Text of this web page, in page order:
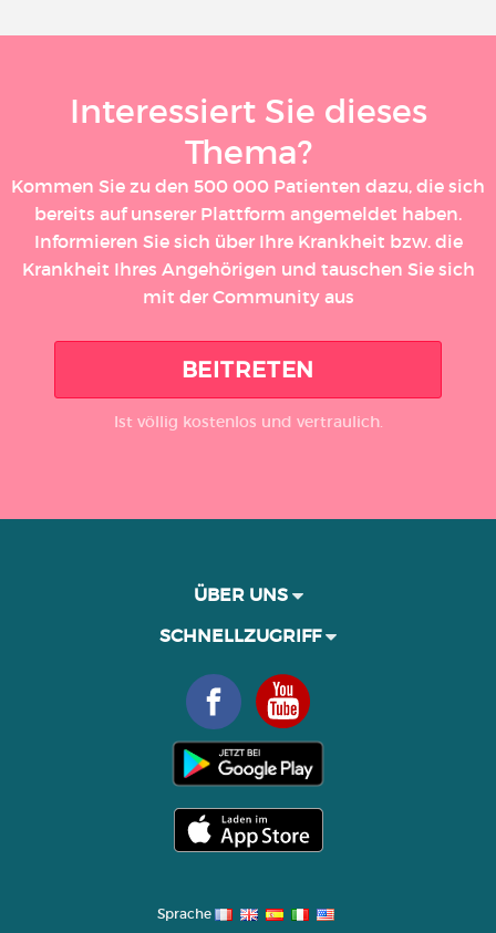
Interessiert Sie dieses
Thema?
Kommen Sie zu den 500 000 Patienten dazu, die sich
bereits auf unserer Plattform angemeldet haben.
Informieren Sie sich über Ihre Krankheit bzw. die
Krankheit Ihres Angehörigen und tauschen Sie sich
mit der Community aus
BEITRETEN
Ist völlig kostenlos und vertraulich.
ÜBER UNS
SCHNELLZUGRIFF
Sprache